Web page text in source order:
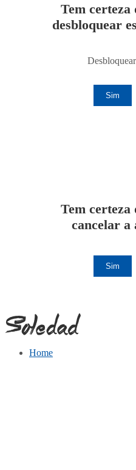
Tem certeza
desbloquear
Sim
Tem certeza
cancelar a
Sim
Home